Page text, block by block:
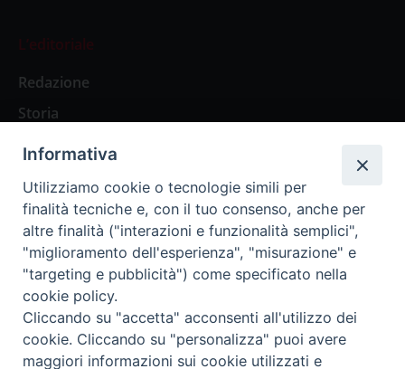
L’editoriale
Redazione
Storia
Abbonamenti
Abbonamento Annuale Digitale
Abbonamento Annuale Cartaceo
Abbonamento Singola Copia Digitale
Informativa
Utilizziamo cookie o tecnologie simili per
finalità tecniche e, con il tuo consenso, anche per
altre finalità ("interazioni e funzionalità semplici",
"miglioramento dell'esperienza", "misurazione" e
"targeting e pubblicità") come specificato nella
cookie policy.
Cliccando su "accetta" acconsenti all'utilizzo dei
cookie. Cliccando su "personalizza" puoi avere
maggiori informazioni sui cookie utilizzati e